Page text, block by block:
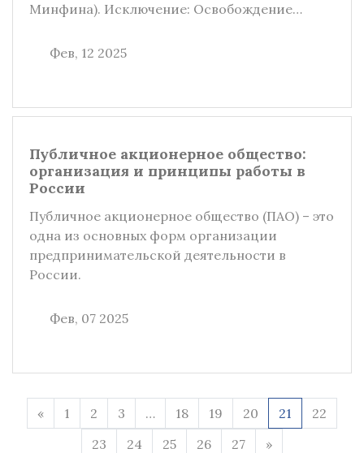
Минфина). Исключение: Освобождение…
Фев, 12 2025
Публичное акционерное общество:
организация и принципы работы в
России
Публичное акционерное общество (ПАО) – это
одна из основных форм организации
предпринимательской деятельности в
России.
Фев, 07 2025
« 1 2 3 … 18 19 20 21
22
23
24 25 26 27 »